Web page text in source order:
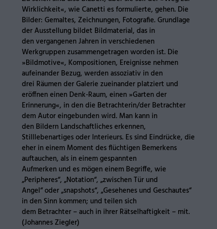
Wirklichkeit«, wie Canetti es formulierte, gehen. Die
Bilder: Gemaltes, Zeichnungen, Fotografie. Grundlage
der Ausstellung bildet Bildmaterial, das in
den vergangenen Jahren in verschiedenen
Werkgruppen zusammengetragen worden ist. Die
»Bildmotive«, Kompositionen, Ereignisse nehmen
aufeinander Bezug, werden assoziativ in den
drei Räumen der Galerie zueinander platziert und
eröffnen einen Denk-Raum, einen »Garten der
Erinnerung«, in den die Betrachterin/der Betrachter
dem Autor eingebunden wird. Man kann in
den Bildern Landschaftliches erkennen,
Stilllebenartiges oder Interieurs. Es sind Eindrücke, die
eher in einem Moment des flüchtigen Bemerkens
auftauchen, als in einem gespannten
Aufmerken und es mögen einem Begriffe, wie
„Peripheres“, „Notation“, „zwischen Tür und
Angel“ oder „snapshots“, „Gesehenes und Geschautes“
in den Sinn kommen; und teilen sich
dem Betrachter – auch in ihrer Rätselhaftigkeit – mit.
(Johannes Ziegler)